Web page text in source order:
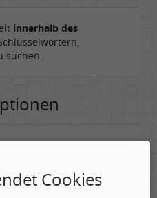
innerhalb des
suchen.
Cookies